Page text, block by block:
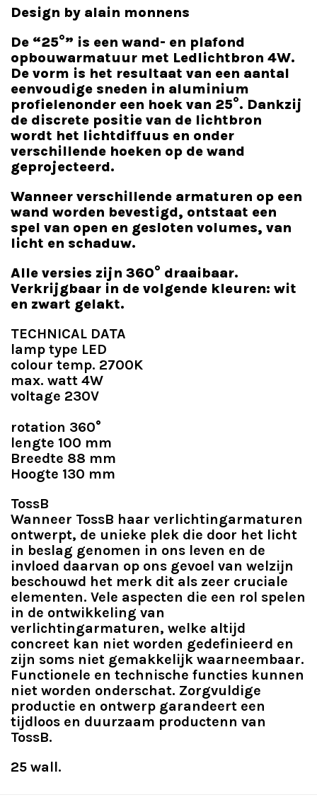
Design by alain monnens
De “25°” is een wand- en plafond
opbouwarmatuur met Ledlichtbron 4W.
De vorm is het resultaat van een aantal
eenvoudige sneden in aluminium
profielenonder een hoek van 25°. Dankzij
de discrete positie van de lichtbron
wordt het lichtdiffuus en onder
verschillende hoeken op de wand
geprojecteerd.
Wanneer verschillende armaturen op een
wand worden bevestigd, ontstaat een
spel van open en gesloten volumes, van
licht en schaduw.
Alle versies zijn 360° draaibaar.
Verkrijgbaar in de volgende kleuren: wit
en zwart gelakt.
TECHNICAL DATA
lamp type LED
colour temp. 2700K
max. watt 4W
voltage 230V
rotation 360°
lengte 100 mm
Breedte 88 mm
Hoogte 130 mm
TossB
Wanneer TossB haar verlichtingarmaturen
ontwerpt, de unieke plek die door het licht
in beslag genomen in ons leven en de
invloed daarvan op ons gevoel van welzijn
beschouwd het merk dit als zeer cruciale
elementen. Vele aspecten die een rol spelen
in de ontwikkeling van
verlichtingarmaturen, welke altijd
concreet kan niet worden gedefinieerd en
zijn soms niet gemakkelijk waarneembaar.
Functionele en technische functies kunnen
niet worden onderschat. Zorgvuldige
productie en ontwerp garandeert een
tijdloos en duurzaam productenn van
TossB.
25 wall.